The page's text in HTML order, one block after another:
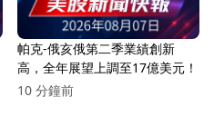
帕克-俄亥俄第二季業績創新
高，全年展望上調至17億美元！
10 分鐘前